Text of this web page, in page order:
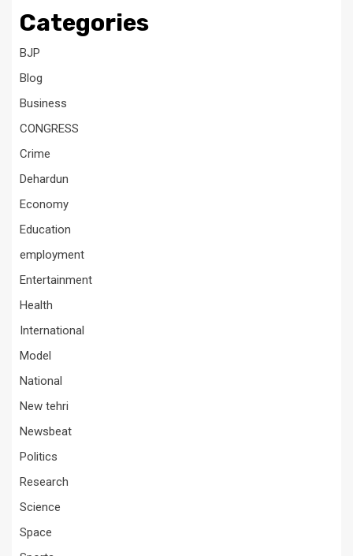
Categories
BJP
Blog
Business
CONGRESS
Crime
Dehardun
Economy
Education
employment
Entertainment
Health
International
Model
National
New tehri
Newsbeat
Politics
Research
Science
Space